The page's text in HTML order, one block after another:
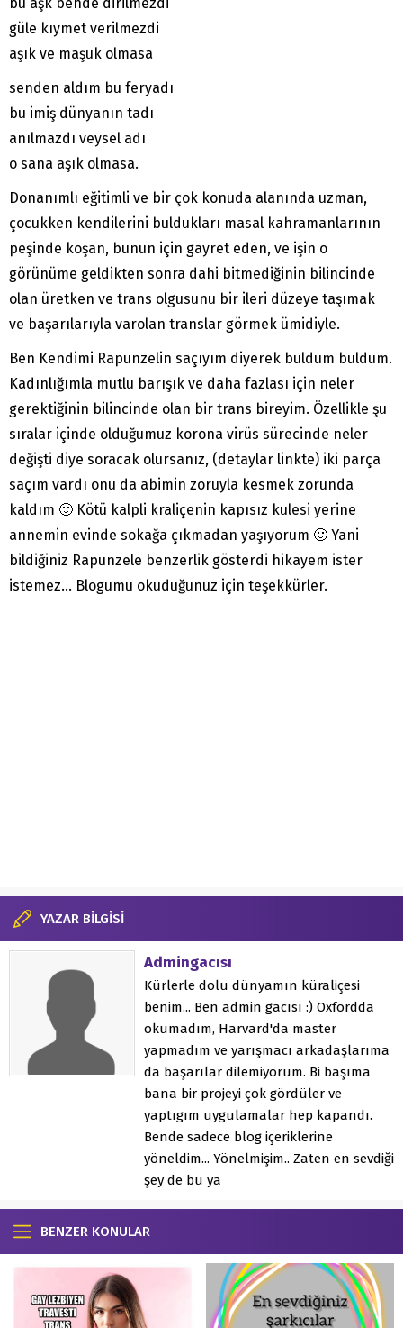
güle kıymet verilmezdi
aşık ve maşuk olmasa
senden aldım bu feryadı
bu imiş dünyanın tadı
anılmazdı veysel adı
o sana aşık olmasa.
Donanımlı eğitimli ve bir çok konuda alanında uzman,
çocukken kendilerini buldukları masal kahramanlarının
peşinde koşan, bunun için gayret eden, ve işin o
görünüme geldikten sonra dahi bitmediğinin bilincinde
olan üretken ve trans olgusunu bir ileri düzeye taşımak
ve başarılarıyla varolan translar görmek ümidiyle.
Ben Kendimi Rapunzelin saçıyım diyerek buldum buldum.
Kadınlığımla mutlu barışık ve daha fazlası için neler
gerektiğinin bilincinde olan bir trans bireyim. Özellikle şu
sıralar içinde olduğumuz korona virüs sürecinde neler
değişti diye soracak olursanız, (detaylar linkte) iki parça
saçım vardı onu da abimin zoruyla kesmek zorunda
kaldım 🙂 Kötü kalpli kraliçenin kapısız kulesi yerine
annemin evinde sokağa çıkmadan yaşıyorum 🙂 Yani
bildiğiniz Rapunzele benzerlik gösterdi hikayem ister
istemez… Blogumu okuduğunuz için teşekkürler.
YAZAR BİLGİSİ
Admingacısı
Kürlerle dolu dünyamın küraliçesi
benim... Ben admin gacısı :) Oxfordda
okumadım, Harvard'da master
yapmadım ve yarışmacı arkadaşlarıma
da başarılar dilemiyorum. Bi başıma
bana bir projeyi çok gördüler ve
yaptıgım uygulamalar hep kapandı.
Bende sadece blog içeriklerine
yöneldim... Yönelmişim.. Zaten en sevdiği
şey de bu ya
BENZER KONULAR